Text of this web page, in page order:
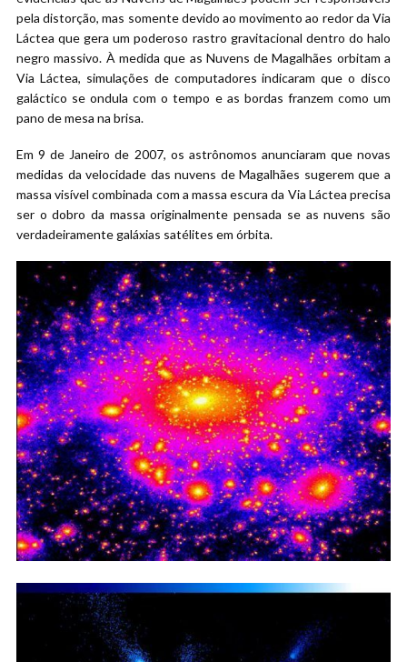
pela distorção, mas somente devido ao movimento ao redor da Via
Láctea que gera um poderoso rastro gravitacional dentro do halo
negro massivo. À medida que as Nuvens de Magalhães orbitam a
Via Láctea, simulações de computadores indicaram que o disco
galáctico se ondula com o tempo e as bordas franzem como um
pano de mesa na brisa.
Em 9 de Janeiro de 2007, os astrônomos anunciaram que novas
medidas da velocidade das nuvens de Magalhães sugerem que a
massa visível combinada com a massa escura da Via Láctea precisa
ser o dobro da massa originalmente pensada se as nuvens são
verdadeiramente galáxias satélites em órbita.